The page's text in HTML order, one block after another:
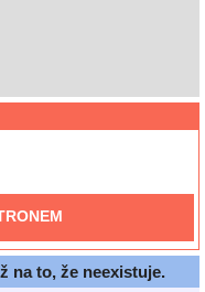
na to, že neexistuje.